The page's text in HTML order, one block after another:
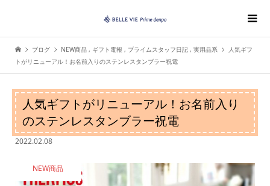
ブログ NEW商品 , ギフト電報 , プライムスタッフ日記 , 実用品系
人気ギフ
トがリニューアル！お名前入りのステンレスタンブラー祝電
人気ギフトがリニューアル！お名前入り
のステンレスタンブラー祝電
2022.02.08
NEW商品